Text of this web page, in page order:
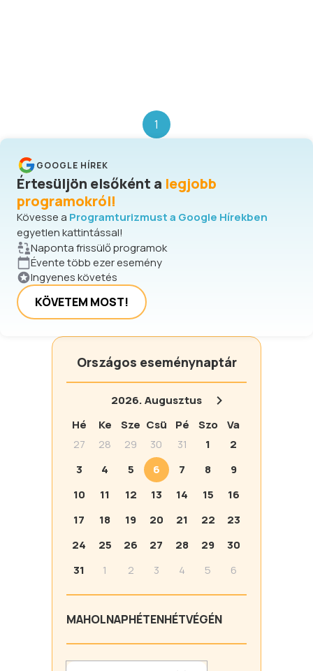
1
GOOGLE HÍREK
Értesüljön elsőként a legjobb
programokról!
Kövesse a Programturizmust a Google Hírekben
egyetlen kattintással!
Naponta frissülő programok
Évente több ezer esemény
Ingyenes követés
KÖVETEM MOST!
Országos eseménynaptár
2026.Augusztus
Hé
Ke Sze Csü Pé Szo
Va
27
28 29 30 31 1
2
3
4 5 6 7 8
9
10
11 12 13 14 15
16
17
18 19 20 21 22
23
24
25 26 27 28 29
30
31
1 2 3 4 5 6
MAHOLNAPHÉTENHÉTVÉGÉN